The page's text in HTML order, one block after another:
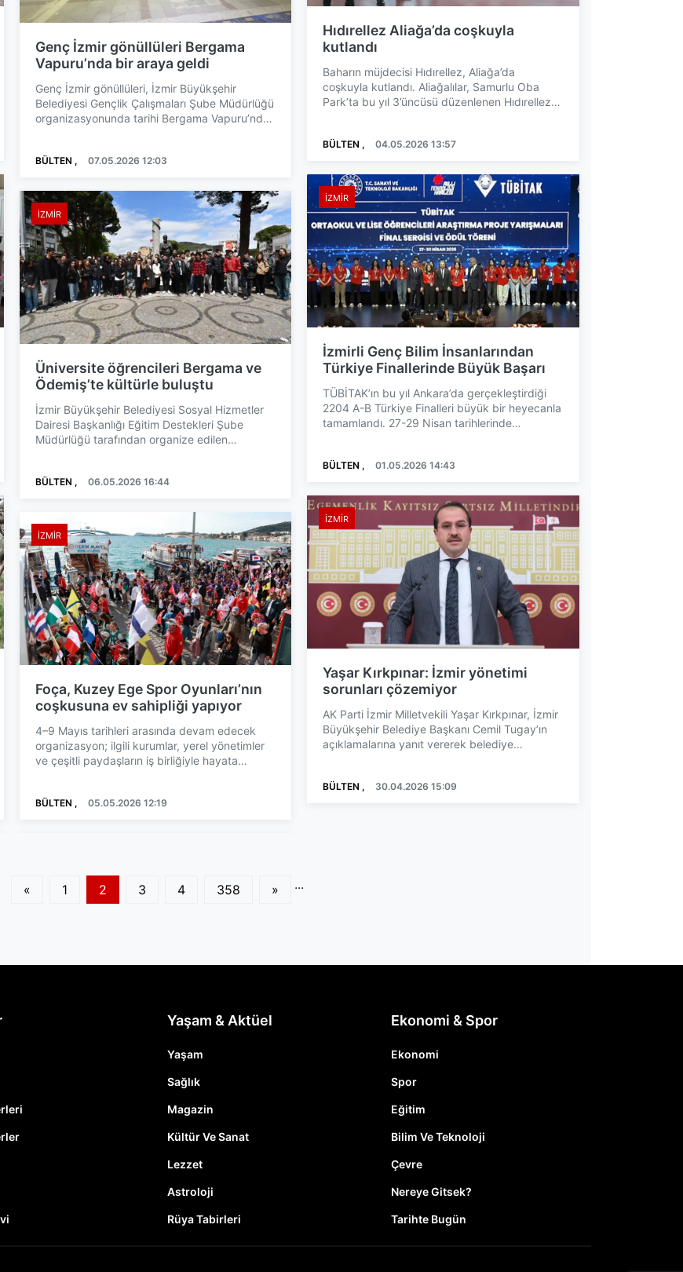
Genç İzmir gönüllüleri Bergama
Vapuru’nda bir araya geldi
Genç İzmir gönüllüleri, İzmir Büyükşehir
Belediyesi Gençlik Çalışmaları Şube Müdürlüğü
organizasyonunda tarihi Bergama Vapuru’nda
BÜLTEN , 07.05.2026 12:03
İZMIR
Üniversite öğrencileri Bergama ve
Ödemiş’te kültürle buluştu
İzmir Büyükşehir Belediyesi Sosyal Hizmetler
Dairesi Başkanlığı Eğitim Destekleri Şube
Müdürlüğü tarafından organize edilen
BÜLTEN , 06.05.2026 16:44
İZMIR
Foça, Kuzey Ege Spor Oyunları’nın
coşkusuna ev sahipliği yapıyor
4–9 Mayıs tarihleri arasında devam edecek
organizasyon; ilgili kurumlar, yerel yönetimler
ve çeşitli paydaşların iş birliğiyle hayata
BÜLTEN , 05.05.2026 12:19
Hıdırellez Aliağa’da coşkuyla
kutlandı
Baharın müjdecisi Hıdırellez, Aliağa’da
coşkuyla kutlandı. Aliağalılar, Samurlu Oba
Park’ta bu yıl 3’üncüsü düzenlenen Hıdırellez
BÜLTEN , 04.05.2026 13:57
İZMIR
İzmirli Genç Bilim İnsanlarından
Türkiye Finallerinde Büyük Başarı
TÜBİTAK’ın bu yıl Ankara’da gerçekleştirdiği
2204 A-B Türkiye Finalleri büyük bir heyecanla
tamamlandı. 27-29 Nisan tarihlerinde
BÜLTEN , 01.05.2026 14:43
İZMIR
Yaşar Kırkpınar: İzmir yönetimi
sorunları çözemiyor
AK Parti İzmir Milletvekili Yaşar Kırkpınar, İzmir
Büyükşehir Belediye Başkanı Cemil Tugay’ın
açıklamalarına yanıt vererek belediye
BÜLTEN , 30.04.2026 15:09
« 1 2 3 4 ...
358 »
Yaşam & Aktüel
Yaşam
Sağlık
Magazin
Kültür Ve Sanat
Lezzet
Astroloji
Rüya Tabirleri
Ekonomi & Spor
Ekonomi
Spor
Eğitim
Bilim Ve Teknoloji
Çevre
Nereye Gitsek?
Tarihte Bugün